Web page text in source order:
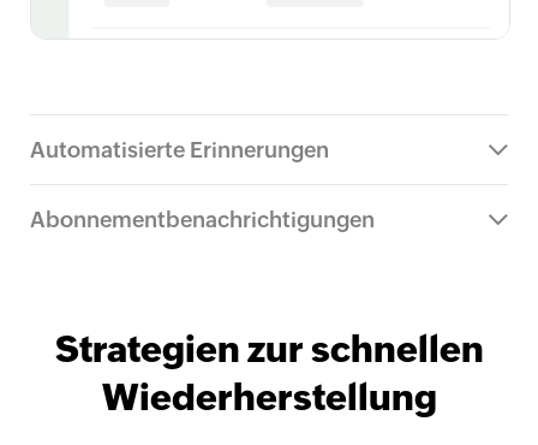
Automatisierte Erinnerungen
Abonnementbenachrichtigungen
Strategien zur schnellen
Wiederherstellung